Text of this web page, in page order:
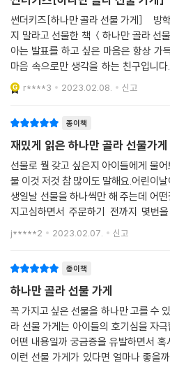
썬더키즈[하나만 골라 선물 가게] 방학을 시작한 딸 아이에게 심심해 하
지 말라고 선물한 책 ＜하나만 골라 선물
아는 발표를 하고 싶은 마음은 항상 가득하지만, 자신감이
마음 속으로만 생각을 하는 친구입니다. 그런 민아를 비웃기라도 하듯이
r****3 2023.02.08. 신고
종이책
재밌게 읽은 하나만 골라 선물가게
선물로 뭘 갖고 싶은지 아이들에게 물
물 이것 저것 참 많이도 말해요.어린이
생일날 선물을 하나씩만 해 주는데 어
지고심하면서 주문하기 전까지 몇번
보면서정말 하나만 골라야 한다면 아
고를까 궁금해 지더라구요.이번에 제가
j*****2 2023.02.07. 신고
종이책
하나만 골라 선물 가게
꼭 가지고 싶은 선물을 하나만 고를 수 있다면...
라 선물 가게는 아이들의 호기심을 자극합니다.
어떤 내용일까 궁금증을 유발하면서 혹시나 우리 주변에
이런 선물 가게가 있다면 얼마나 좋을까? 한번쯤 생각을